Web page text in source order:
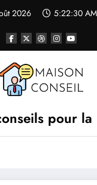
2026 5:22:30 AM
pour la